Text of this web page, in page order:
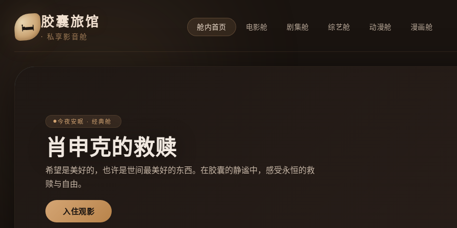
🛏 胶囊旅馆
· 私享影音舱
舱内首页 电影舱 剧集舱 综艺舱 动漫舱 漫画舱
治愈时刻 · 动漫舱
铃芽之旅
穿越废墟与记忆，踏上温暖人心的旅程。胶囊之中，感受新海诚的细腻与温
柔。
即刻入住